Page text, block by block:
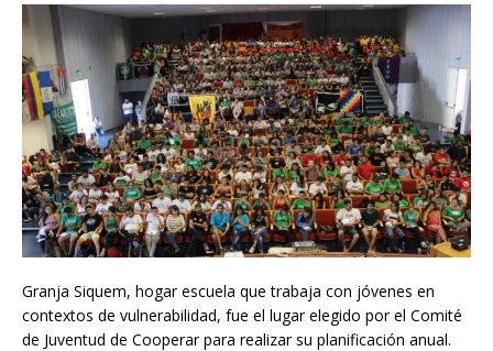
Granja Siquem, hogar escuela que trabaja con jóvenes en
contextos de vulnerabilidad, fue el lugar elegido por el Comité
de Juventud de Cooperar para realizar su planificación anual.